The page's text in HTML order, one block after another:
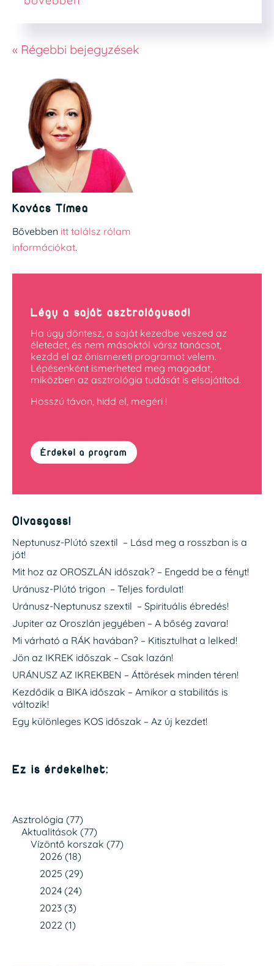
« Régebbi bejegyzések
Kovács Tímea
Bővebben itt találsz rólam
információkat.
Légy a saját asztrológusod!
Ha úgy döntesz, a saját kezedbe veszed az
életedet, és nem másoktól vársz tanácsot,
kezdd el az önismereti programot velem.
Lépésenként ismerheted meg magadat,
miközben az asztrológia tudását is elsajátítod.
Hosszú távon, hidd el, megéri !
Érdekel a program
Olvasgass!
Neptunusz-Plútó szextil – Lásd meg a rosszban is a
jót!
Mit hoz az OROSZLÁN időszak? – Engedd be a fényt!
Uránusz-Plútó trigon – Teljes fordulat!
Uránusz-Neptunusz szextil – Spirituális ébredés!
Jupiter az Oroszlán jegyében – A bőség zavara!
Mi várható a RÁK havában? – Kitisztulhat a lelked!
Jön az IKREK időszak – Csak lazán!
URÁNUSZ AZ IKREKBEN – Áttörések minden téren!
Kezdődik a BIKA időszak – Amikor a stabilitás is
változik!
Egy különleges KOS időszak – Az új kezdet!
Ez is érdekelhet:
Asztrológia (77)
Aktualitások (77)
Vízöntő korszak (77)
2026 (18)
2025 (29)
2024 (24)
2023 (3)
2022 (1)